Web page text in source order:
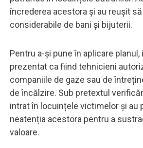
încrederea acestora și au reușit
considerabile de bani și bijuterii.
Pentru a-și pune în aplicare
prezentat ca fiind tehnicieni
companiile de gaze sau de
de încălzire. Sub pretextul
intrat în locuințele victimelor și au
neatenția acestora pentru a
valoare.